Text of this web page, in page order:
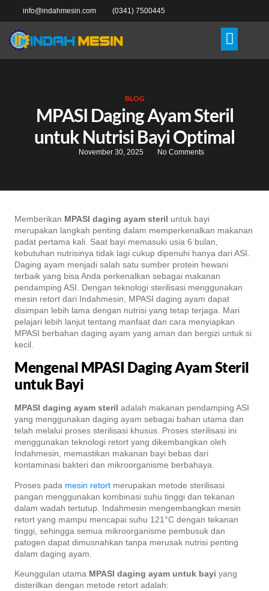
info@indahmesin.com (0341) 7500445
BLOG
MPASI Daging Ayam Steril
untuk Nutrisi Bayi Optimal
November 30, 2025 No Comments
Memberikan MPASI daging ayam steril untuk bayi
merupakan langkah penting dalam memperkenalkan makanan
padat pertama kali. Saat bayi memasuki usia 6 bulan,
kebutuhan nutrisinya tidak lagi cukup dipenuhi hanya dari ASI.
Daging ayam menjadi salah satu sumber protein hewani
terbaik yang bisa Anda perkenalkan sebagai makanan
pendamping ASI. Dengan teknologi sterilisasi menggunakan
mesin retort dari Indahmesin, MPASI daging ayam dapat
disimpan lebih lama dengan nutrisi yang tetap terjaga. Mari
pelajari lebih lanjut tentang manfaat dan cara menyiapkan
MPASI berbahan daging ayam yang aman dan bergizi untuk si
kecil.
Mengenal MPASI Daging Ayam Steril
untuk Bayi
MPASI daging ayam steril adalah makanan pendamping ASI
yang menggunakan daging ayam sebagai bahan utama dan
telah melalui proses sterilisasi khusus. Proses sterilisasi ini
menggunakan teknologi retort yang dikembangkan oleh
Indahmesin, memastikan makanan bayi bebas dari
kontaminasi bakteri dan mikroorganisme berbahaya.
Proses pada mesin retort merupakan metode sterilisasi
pangan menggunakan kombinasi suhu tinggi dan tekanan
dalam wadah tertutup. Indahmesin mengembangkan mesin
retort yang mampu mencapai suhu 121°C dengan tekanan
tinggi, sehingga semua mikroorganisme pembusuk dan
patogen dapat dimusnahkan tanpa merusak nutrisi penting
dalam daging ayam.
Keunggulan utama MPASI daging ayam untuk bayi yang
disterilkan dengan metode retort adalah: